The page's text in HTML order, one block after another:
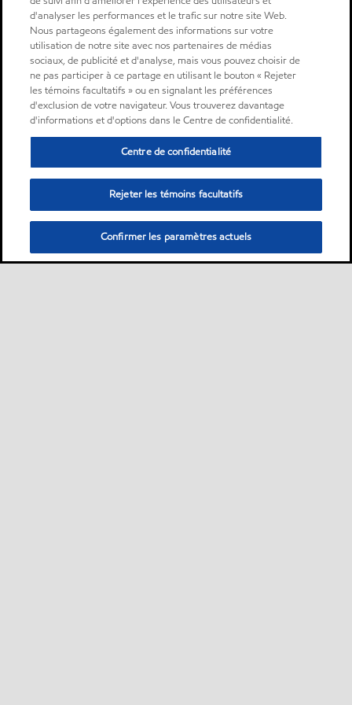
d'analyser les performances et le trafic sur notre site Web.
Nous partageons également des informations sur votre
utilisation de notre site avec nos partenaires de médias
sociaux, de publicité et d'analyse, mais vous pouvez choisir de
ne pas participer à ce partage en utilisant le bouton « Rejeter
les témoins facultatifs » ou en signalant les préférences
d'exclusion de votre navigateur. Vous trouverez davantage
d'informations et d'options dans le Centre de confidentialité.
Centre de confidentialité
Rejeter les témoins facultatifs
Confirmer les paramètres actuels